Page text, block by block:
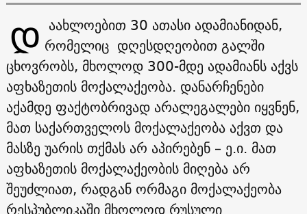
Დ აახლოებით 30 ათასი ადამიანიდან,
რომელიც დღესდღეობით გალში
ცხოვრობს, მხოლოდ 300-მდე ადამიანს აქვს
აფხაზეთის მოქალაქეობა. დანარჩენები
აქამდე ფაქტობრივად არალეგალები იყვნენ,
მათ საქართველოს მოქალაქეობა აქვთ და
მასზე უარის თქმას არ აპირებენ – ე.ი. მათ
აფხაზეთის მოქალაქეობის მიღება არ
შეუძლიათ, რადგან ორმაგი მოქალაქეობა